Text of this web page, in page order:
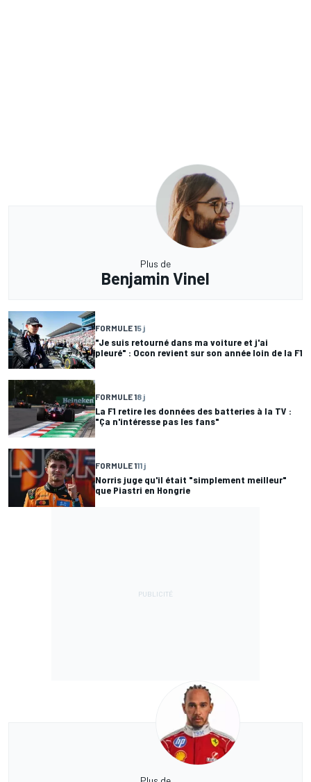
Plus de
Benjamin Vinel
FORMULE 15 j
"Je suis retourné dans ma voiture et j'ai
pleuré" : Ocon revient sur son année loin de la F1
FORMULE 18 j
La F1 retire les données des batteries à la TV :
"Ça n'intéresse pas les fans"
FORMULE 111 j
Norris juge qu'il était "simplement meilleur"
que Piastri en Hongrie